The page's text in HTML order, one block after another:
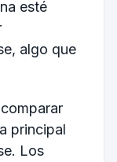
esté
algo que
principal
Los